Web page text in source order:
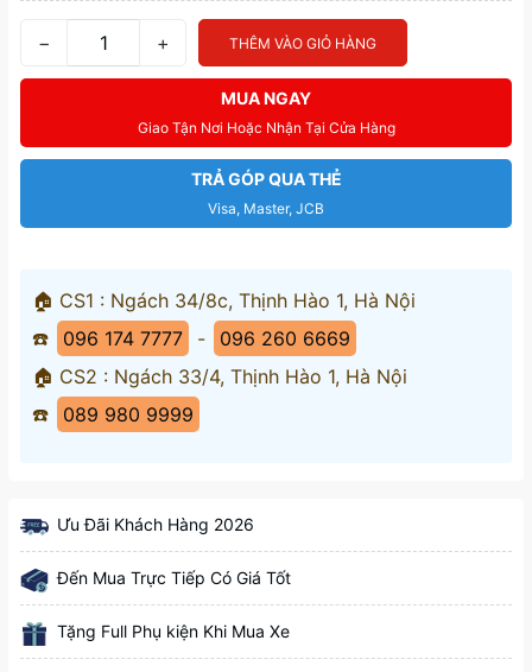
− + THÊM VÀO GIỎ HÀNG
MUA NGAY
Giao Tận Nơi Hoặc Nhận Tại Cửa Hàng
TRẢ GÓP QUA THẺ
Visa, Master, JCB
🏠 CS1 : Ngách 34/8c, Thịnh Hào 1, Hà Nội
☎️
096 174 7777 -
096 260 6669
🏠 CS2 : Ngách 33/4, Thịnh Hào 1, Hà Nội
☎️
089 980 9999
Ưu Đãi Khách Hàng 2026
Đến Mua Trực Tiếp Có Giá Tốt
Tặng Full Phụ kiện Khi Mua Xe